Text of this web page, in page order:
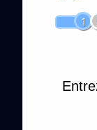
1